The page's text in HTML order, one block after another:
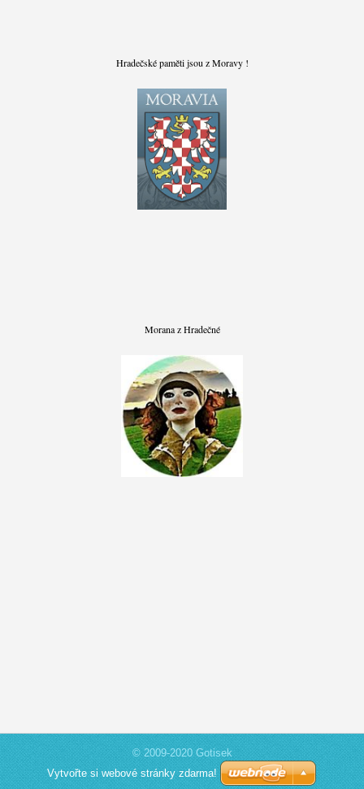
Hradečské paměti jsou z Moravy !
Morana z Hradečné
© 2009-2020 Gotisek
Vytvořte si webové stránky zdarma!